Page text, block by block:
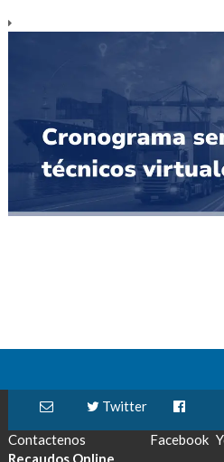
Contactenos
Twitter
Facebook
Recaudos Online